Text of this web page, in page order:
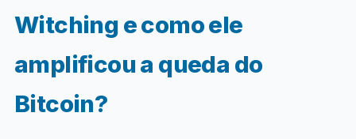
Witching e como ele
amplificou a queda do
Bitcoin?